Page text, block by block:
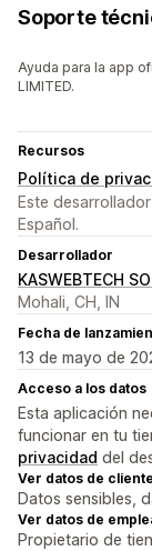
Soporte
Ayuda para la app
LIMITED.
Recursos
Política de
Este
Español.
Desarrollador
KASWEBTECH
Mohali, CH, IN
Fecha de
13 de mayo de
Acceso a los datos
Esta aplicación
funcionar en tu
privacidad del
Ver datos de
Datos sensibles,
Ver datos de
Propietario de